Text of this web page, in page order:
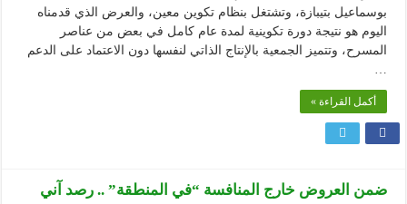
بوسماعيل بتيبازة، وتشتغل بنظام تكوين معين، والعرض الذي قدمناه
اليوم هو نتيجة دورة تكوينية لمدة عام كامل في بعض من عناصر
المسرح، وتتميز الجمعية بالإنتاج الذاتي لنفسها دون الاعتماد على الدعم
…
أكمل القراءة »
ضمن العروض خارج المنافسة “في المنطقة” .. رصد آني